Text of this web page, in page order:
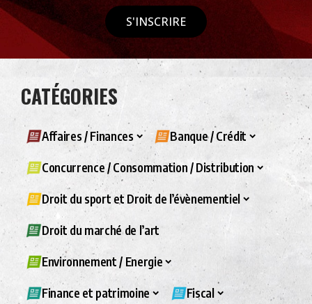
S'INSCRIRE
CATÉGORIES
Affaires / Finances Banque / Crédit
Concurrence / Consommation / Distribution
Droit du sport et Droit de l’évènementiel
Droit du marché de l’art
Environnement / Energie
Finance et patrimoine Fiscal